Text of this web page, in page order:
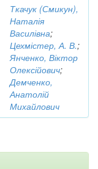
Ткачук (Смикун),
Наталія
Василівна;
Цехмістер, А. В.;
Янченко, Віктор
Олексійович;
Демченко,
Анатолій
Михайлович